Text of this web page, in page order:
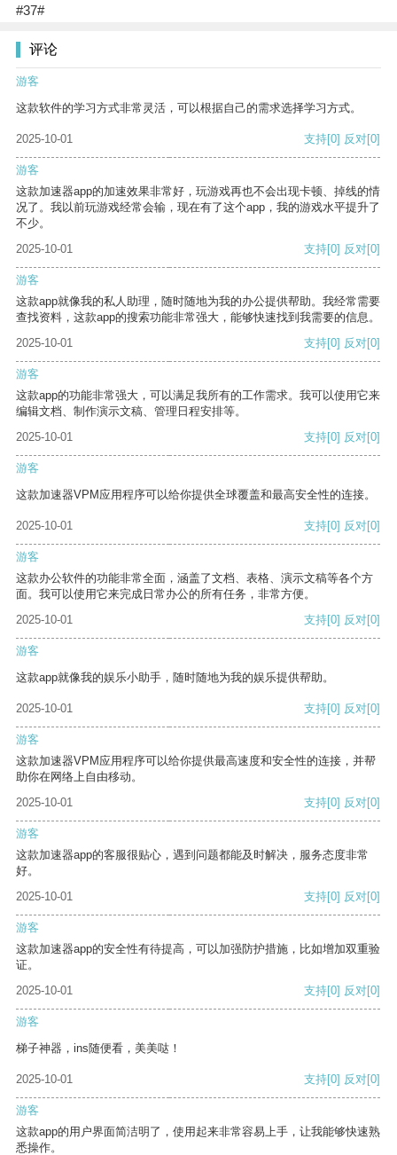
#37#
评论
游客
这款软件的学习方式非常灵活，可以根据自己的需求选择学习方式。
2025-10-01 支持[0] 反对[0]
游客
这款加速器app的加速效果非常好，玩游戏再也不会出现卡顿、掉线的情
况了。我以前玩游戏经常会输，现在有了这个app，我的游戏水平提升了
不少。
2025-10-01
支持[0] 反对[0]
游客
这款app就像我的私人助理，随时随地为我的办公提供帮助。我经常需要
查找资料，这款app的搜索功能非常强大，能够快速找到我需要的信息。
2025-10-01
支持[0] 反对[0]
游客
这款app的功能非常强大，可以满足我所有的工作需求。我可以使用它来
编辑文档、制作演示文稿、管理日程安排等。
2025-10-01
支持[0] 反对[0]
游客
这款加速器VPM应用程序可以给你提供全球覆盖和最高安全性的连接。
2025-10-01 支持[0] 反对[0]
游客
这款办公软件的功能非常全面，涵盖了文档、表格、演示文稿等各个方
面。我可以使用它来完成日常办公的所有任务，非常方便。
2025-10-01
支持[0] 反对[0]
游客
这款app就像我的娱乐小助手，随时随地为我的娱乐提供帮助。
2025-10-01 支持[0] 反对[0]
游客
这款加速器VPM应用程序可以给你提供最高速度和安全性的连接，并帮
助你在网络上自由移动。
2025-10-01
支持[0] 反对[0]
游客
这款加速器app的客服很贴心，遇到问题都能及时解决，服务态度非常
好。
2025-10-01
支持[0] 反对[0]
游客
这款加速器app的安全性有待提高，可以加强防护措施，比如增加双重验
证。
2025-10-01
支持[0] 反对[0]
游客
梯子神器，ins随便看，美美哒！
2025-10-01 支持[0] 反对[0]
游客
这款app的用户界面简洁明了，使用起来非常容易上手，让我能够快速熟
悉操作。